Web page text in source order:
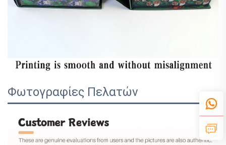
Φωτογραφίες Πελατών